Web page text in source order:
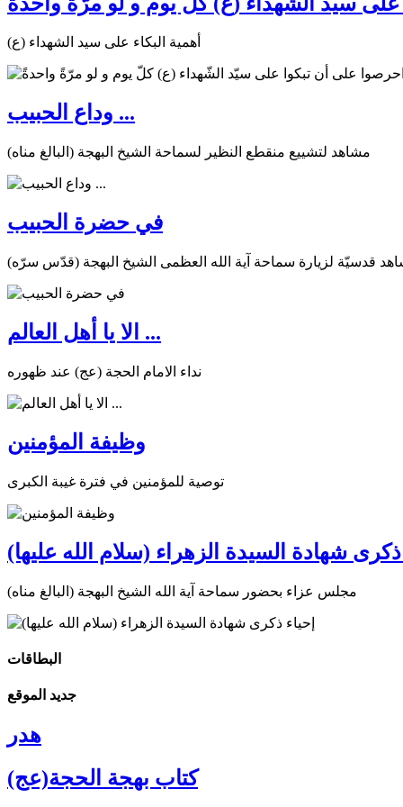
أهمية البكاء على سيد الشهداء (ع)
وداع الحبيب ...
مشاهد لتشييع منقطع النظير لسماحة الشيخ البهجة (البالغ مناه)
في حضرة الحبيب
قدسيّة لزيارة سماحة آية الله العظمى الشيخ البهجة (قدّس سرّه)
الا يا أهل العالم ...
نداء الامام الحجة (عج) عند ظهوره
وظيفة المؤمنين
توصية للمؤمنين في فترة غيبة الكبرى
ذكرى شهادة السيدة الزهراء (سلام الله عليها)
مجلس عزاء بحضور سماحة آية الله الشيخ البهجة (البالغ مناه)
البطاقات
جديد الموقع
هدر
كتاب بهجة الحجة(عج)